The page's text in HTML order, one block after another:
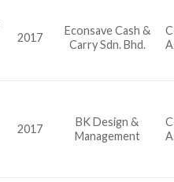
2017
Econsave Cash &
Carry Sdn. Bhd.
2017
BK Design &
Management